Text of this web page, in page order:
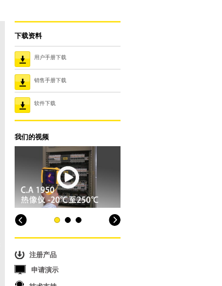
下载资料
用户手册下载
销售手册下载
软件下载
我们的视频
注册产品
申请演示